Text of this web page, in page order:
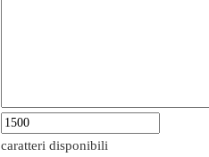
caratteri disponibili